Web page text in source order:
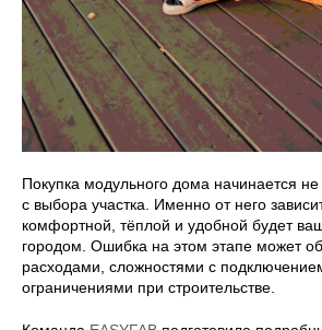
Покупка модульного дома начинается
с выбора участка. Именно от него
комфортной, тёплой и удобной будет
городом. Ошибка на этом этапе может
расходами, сложностями с
ограничениями при строительстве.